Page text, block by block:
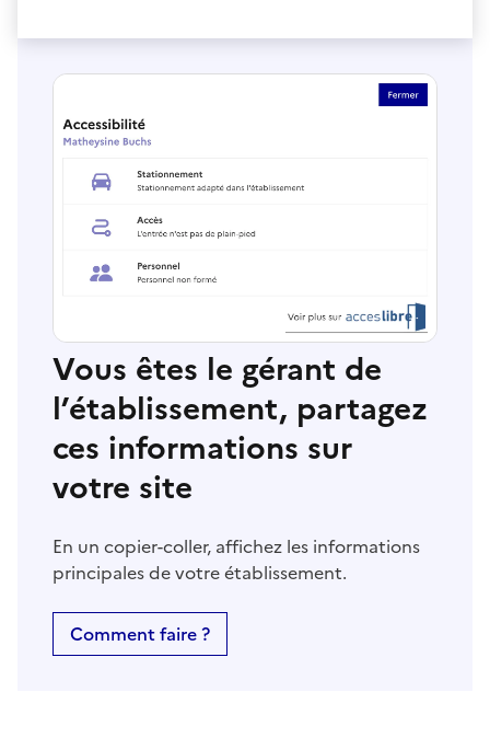
Vous êtes le gérant de
l’établissement, partagez
ces informations sur
votre site
En un copier-coller, affichez les informations
principales de votre établissement.
Comment faire ?